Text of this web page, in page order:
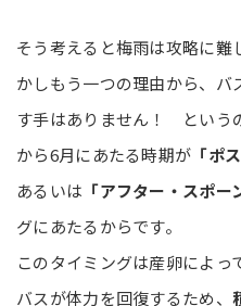
そう考えると梅雨は攻略に
かしもう一つの理由から、
す手はありません！ という
から6月にあたる時期が 「ポ
あるいは 「アフター・スポー
グにあたるからです。
このタイミングは産卵によっ
バスが体力を回復するため、